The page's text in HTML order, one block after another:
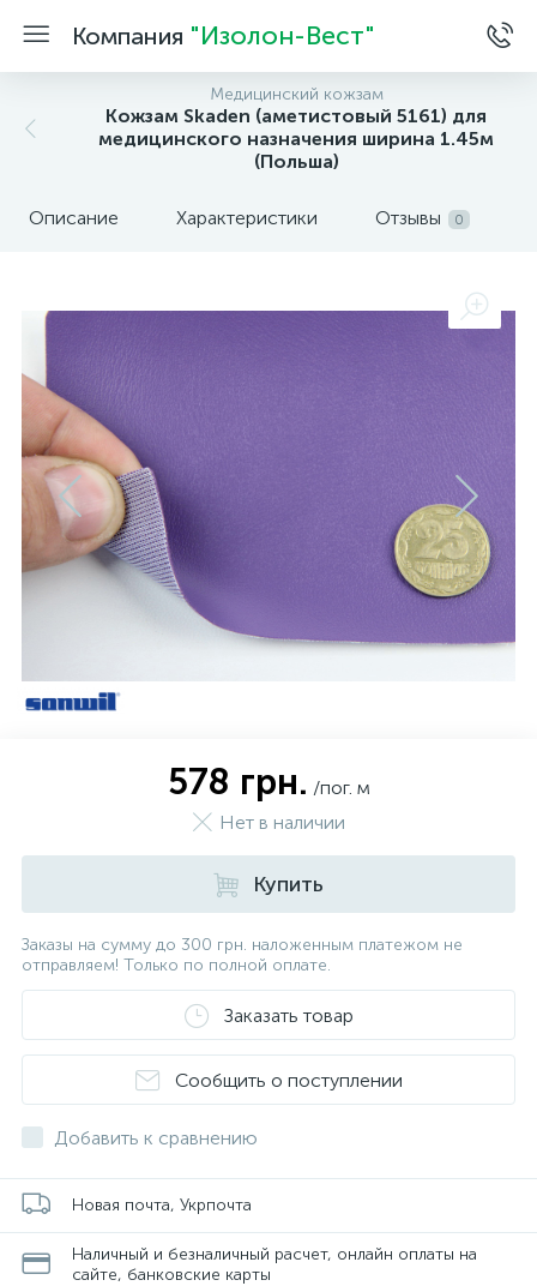
Компания "Изолон-Вест"
Медицинский кожзам
Кожзам Skaden (аметистовый 5161) для
медицинского назначения ширина 1.45м
(Польша)
Описание Характеристики Отзывы 0
578 грн. /пог. м
Нет в наличии
Купить
Заказы на сумму до 300 грн. наложенным платежом не
отправляем! Только по полной оплате.
Заказать товар
Сообщить о поступлении
Добавить к сравнению
Новая почта, Укрпочта
Наличный и безналичный расчет, онлайн оплаты на
сайте, банковские карты